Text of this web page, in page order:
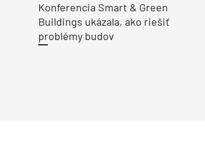
Konferencia Smart & Green
Buildings ukázala, ako riešiť
problémy budov